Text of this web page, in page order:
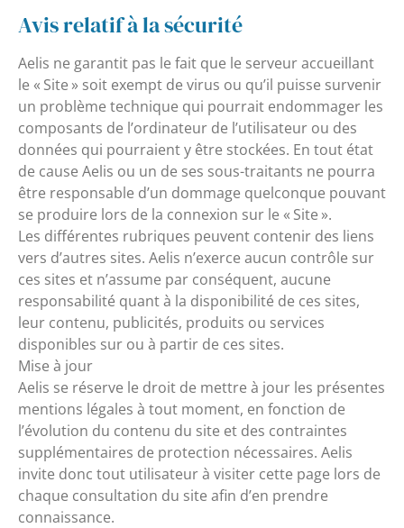
Avis relatif à la sécurité
Aelis ne garantit pas le fait que le serveur accueillant
le « Site » soit exempt de virus ou qu’il puisse survenir
un problème technique qui pourrait endommager les
composants de l’ordinateur de l’utilisateur ou des
données qui pourraient y être stockées. En tout état
de cause Aelis ou un de ses sous-traitants ne pourra
être responsable d’un dommage quelconque pouvant
se produire lors de la connexion sur le « Site ».
Les différentes rubriques peuvent contenir des liens
vers d’autres sites. Aelis n’exerce aucun contrôle sur
ces sites et n’assume par conséquent, aucune
responsabilité quant à la disponibilité de ces sites,
leur contenu, publicités, produits ou services
disponibles sur ou à partir de ces sites.
Mise à jour
Aelis se réserve le droit de mettre à jour les présentes
mentions légales à tout moment, en fonction de
l’évolution du contenu du site et des contraintes
supplémentaires de protection nécessaires. Aelis
invite donc tout utilisateur à visiter cette page lors de
chaque consultation du site afin d’en prendre
connaissance.